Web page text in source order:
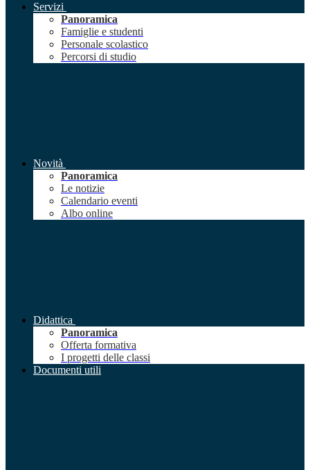
Servizi
Panoramica
Famiglie e studenti
Personale scolastico
Percorsi di studio
Novità
Panoramica
Le notizie
Calendario eventi
Albo online
Didattica
Panoramica
Offerta formativa
I progetti delle classi
Documenti utili